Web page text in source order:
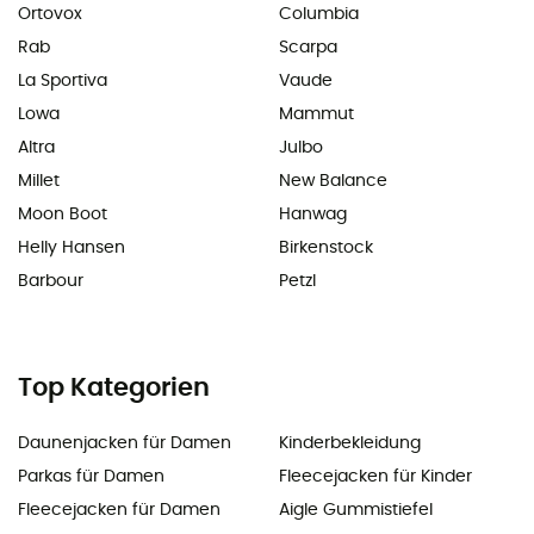
Ortovox
Rab
La Sportiva
Lowa
Altra
Millet
Moon Boot
Helly Hansen
Barbour
Columbia
Scarpa
Vaude
Mammut
Julbo
New Balance
Hanwag
Birkenstock
Petzl
Top Kategorien
Daunenjacken für Damen
Parkas für Damen
Fleecejacken für Damen
Kinderbekleidung
Fleecejacken für Kinder
Aigle Gummistiefel